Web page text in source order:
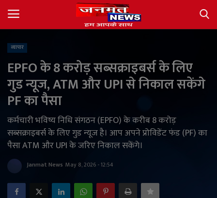
About
देश
अंतर्राष्ट्रीय
राज्य
व्यापार
EPFO के 8 करोड़ सब्सक्राइबर्स के लिए
गुड न्यूज, ATM और UPI से निकाल सकेंगे
PF का पैसा
कर्मचारी भविष्य निधि संगठन (EPFO) के करीब 8 करोड़
सब्सक्राइबर्स के लिए गुड न्यूज है। आप अपने प्रोविडेंट फंड (PF) का
पैसा ATM और UPI के जरिए निकाल सकेंगे।
Janmat News May 8, 2026 - 12:54